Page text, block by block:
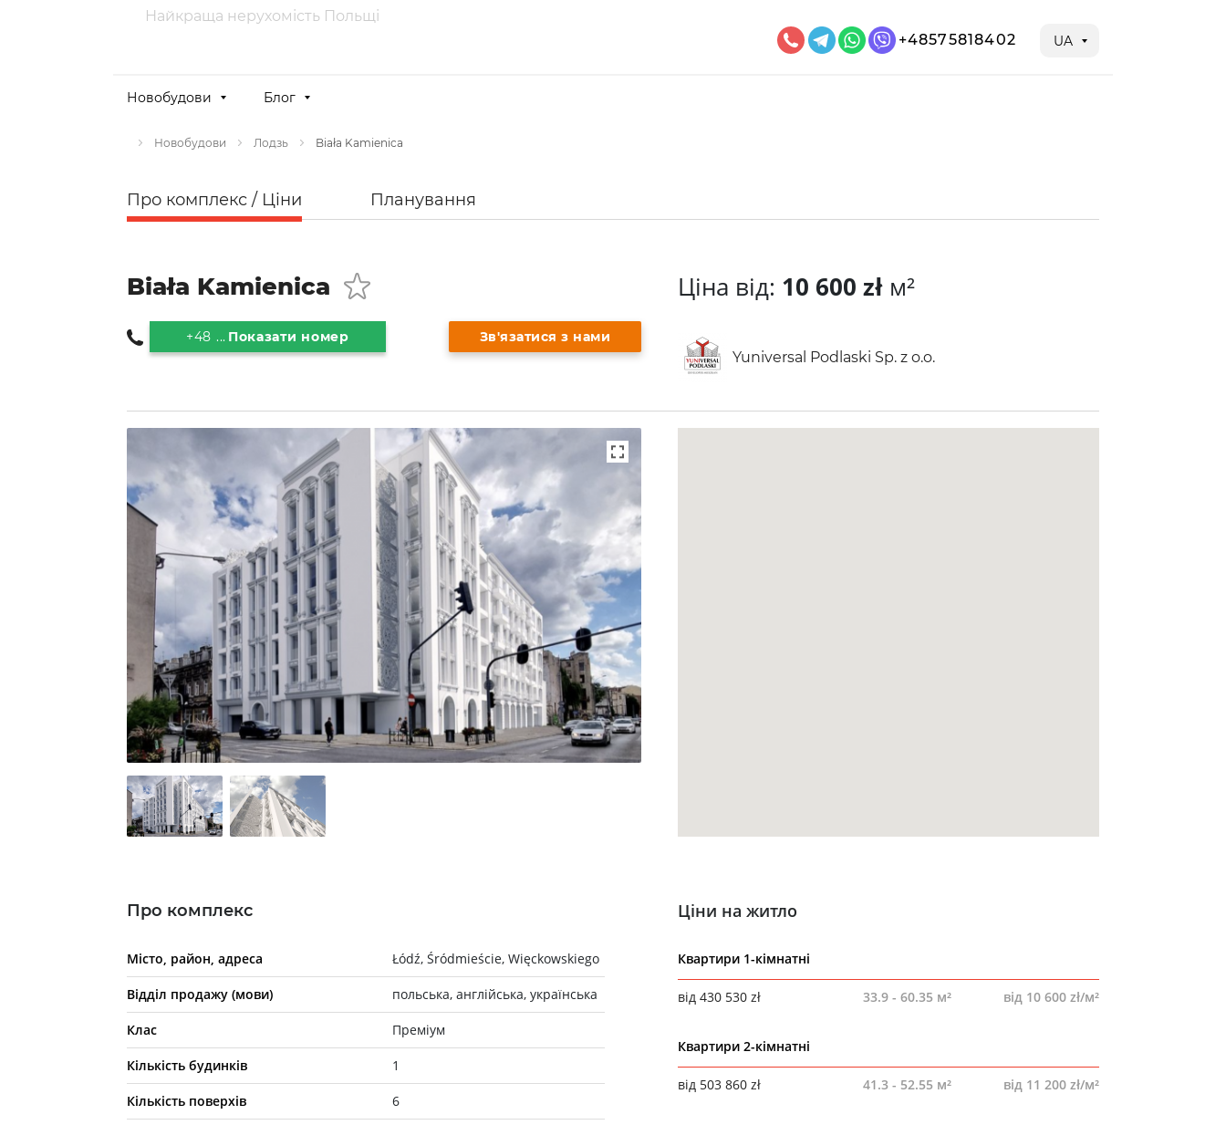
Найкраща нерухомість Польщі
+48575818402
UA
Новобудови Блог
Новобудови Лодзь Biała Kamienica
Про комплекс / Ціни Планування
Biała Kamienica
+48 ... Показати номер Зв'язатися з нами
Ціна від: 10 600 zł м²
Yuniversal Podlaski Sp. z o.o.
Про комплекс
Місто, район, адреса Łódź, Śródmieście, Więckowskiego
Відділ продажу (мови) польська, англійська, українська
Клас Преміум
Кількість будинків 1
Кількість поверхів 6
Ціни на житло
Квартири 1-кімнатні
від 430 530 zł 33.9 - 60.35 м² від 10 600 zł/м²
Квартири 2-кімнатні
від 503 860 zł 41.3 - 52.55 м² від 11 200 zł/м²